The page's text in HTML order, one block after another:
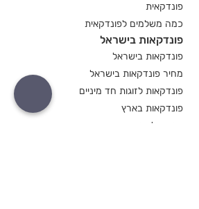
פונדקאית
כמה משלמים לפונדקאית
פונדקאות בישראל
פונדקאות בישראל
מחיר פונדקאות בישראל
פונדקאות לזוגות חד מיניים
פונדקאות בארץ
תנאים לפונדקאות